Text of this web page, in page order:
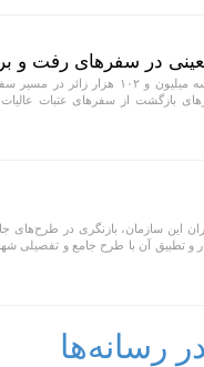
با گذشت ۲۱ روز از آغاز سفرهای اربعین، بیش از سه میلیون
میلیون و ۷۶۶ هزار زائر در مسیرهای بازگشت از سفرهای عتبات
این سازمان، بازنگری در طرح‌های
و تطبیق آن با طرح جامع و تفصیلی
رسانه‌ها